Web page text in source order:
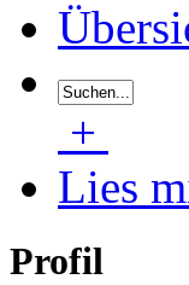
+
Lies
Profil